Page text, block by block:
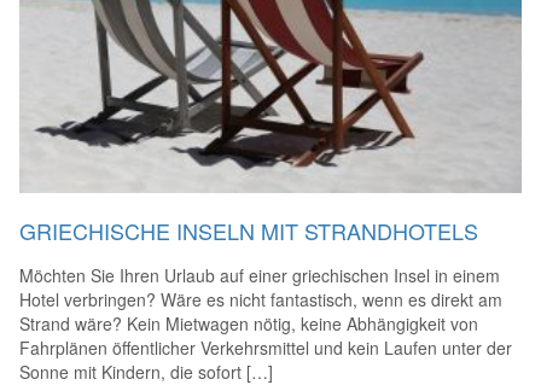
GRIECHISCHE INSELN MIT STRANDHOTELS
Möchten Sie Ihren Urlaub auf einer griechischen Insel in einem
Hotel verbringen? Wäre es nicht fantastisch, wenn es direkt am
Strand wäre? Kein Mietwagen nötig, keine Abhängigkeit von
Fahrplänen öffentlicher Verkehrsmittel und kein Laufen unter der
Sonne mit Kindern, die sofort […]